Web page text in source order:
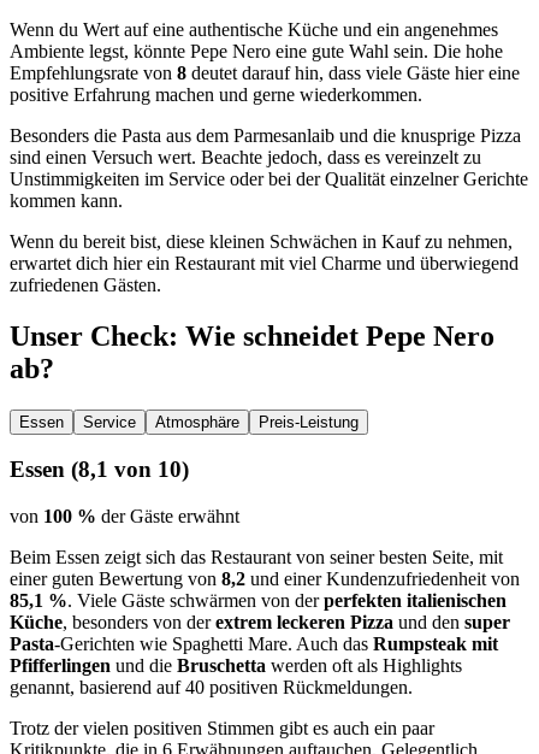
Wenn du Wert auf eine authentische Küche und ein angenehmes
Ambiente legst, könnte Pepe Nero eine gute Wahl sein. Die hohe
Empfehlungsrate von 8 deutet darauf hin, dass viele Gäste hier eine
positive Erfahrung machen und gerne wiederkommen.
Besonders die Pasta aus dem Parmesanlaib und die knusprige Pizza
sind einen Versuch wert. Beachte jedoch, dass es vereinzelt zu
Unstimmigkeiten im Service oder bei der Qualität einzelner Gerichte
kommen kann.
Wenn du bereit bist, diese kleinen Schwächen in Kauf zu nehmen,
erwartet dich hier ein Restaurant mit viel Charme und überwiegend
zufriedenen Gästen.
Unser Check: Wie schneidet Pepe Nero
ab?
Essen Service Atmosphäre Preis-Leistung
Essen (8,1 von 10)
von 100 % der Gäste erwähnt
Beim Essen zeigt sich das Restaurant von seiner besten Seite, mit
einer guten Bewertung von 8,2 und einer Kundenzufriedenheit von
85,1 %. Viele Gäste schwärmen von derperfekten italienischen
Küche, besonders von derextrem leckeren Pizza und den super
Pasta-Gerichten wie Spaghetti Mare. Auch das Rumpsteak mit
Pfifferlingen und die Bruschetta werden oft als Highlights
genannt, basierend auf 40 positiven Rückmeldungen.
Trotz der vielen positiven Stimmen gibt es auch ein paar